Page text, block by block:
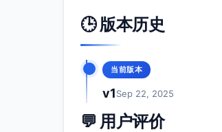
🕒 版本历史
当前版本
v1Sep 22, 2025
💬 用户评价